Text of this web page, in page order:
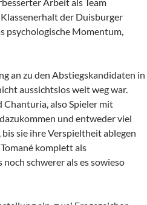
der Duisburger
psychologische Momentum,
an zu den Abstiegskandidaten in
aussichtslos weit weg war.
also Spieler mit
und entweder viel
sie ihre Verspieltheit ablegen
komplett als
schwerer als es sowieso